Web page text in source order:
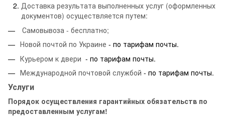
Доставка результата выполненных услуг (оформленных
документов) осуществляется путем:
Самовывоза - бесплатно;
Новой почтой по Украине - по тарифам почты.
Курьером к двери - по тарифам почты.
Международной почтовой службой - по тарифам почты.
Услуги
Порядок осуществления гарантийных обязательств по
предоставленным услугам!